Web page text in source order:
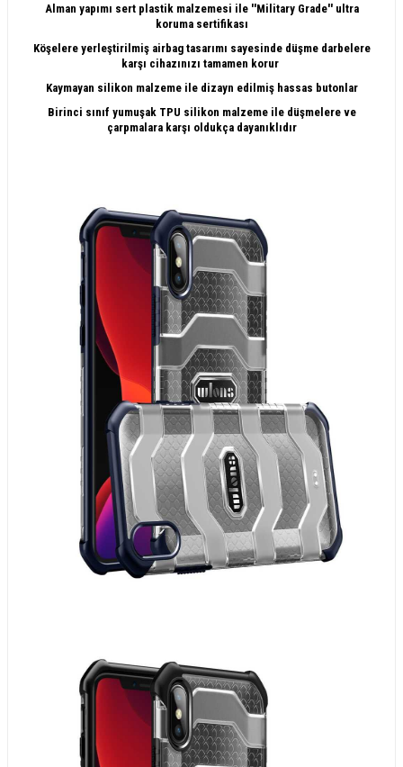
Alman yapımı sert plastik malzemesi ile ''Military Grade'' ultra
koruma sertifikası
Köşelere yerleştirilmiş airbag tasarımı sayesinde düşme darbelere
karşı cihazınızı tamamen korur
Kaymayan silikon malzeme ile dizayn edilmiş hassas butonlar
Birinci sınıf yumuşak TPU silikon malzeme ile düşmelere ve
çarpmalara karşı oldukça dayanıklıdır